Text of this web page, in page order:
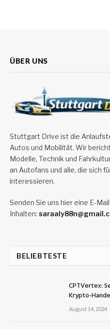
ÜBER UNS
Stuttgart Drive ist die
Autos und Mobilität. Wir
Modelle, Technik und
an Autofans und alle, die sich
interessieren.
Senden Sie uns hier eine E-
Inhalten:
BELIEBTESTE
CPTVertex:
Krypto-
August 14, 2024